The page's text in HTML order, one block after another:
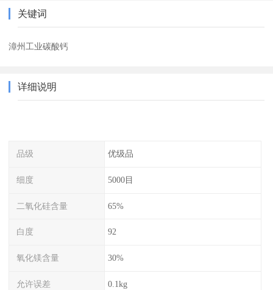
关键词
漳州工业碳酸钙
详细说明
品级 优级品
细度 5000目
二氧化硅含量 65%
白度 92
氧化镁含量 30%
允许误差 0.1kg